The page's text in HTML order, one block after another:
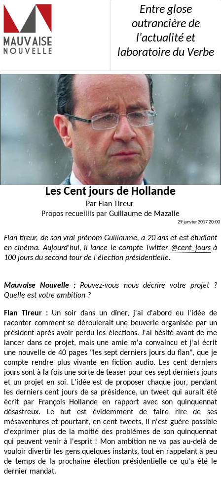
Entre glose
outrancière de
l'actualité et
laboratoire du Verbe
Les Cent jours de Hollande
Par Flan Tireur
Propos recueillis par Guillaume de Mazalle
29 janvier 2017 20:00
Flan tireur, de son vrai prénom Guillaume, a 20 ans et est étudiant
en cinéma. Aujourd'hui, il lance le compte Twitter @cent_joursà
100 jours du second tour de l'élection présidentielle.
Mauvaise Nouvelle : Pouvez-vous nous décrire votre projet ?
Quelle est votre ambition ?
Flan Tireur : Un soir dans un dîner, j'ai d'abord eu l'idée de
raconter comment se déroulerait une beuverie organisée par un
président après avoir perdu les élections. J'ai hésité avant de me
lancer dans ce projet, mais une amie m'a convaincu et j'ai écrit
une nouvelle de 40 pages "les sept derniers jours du flan", que je
compte rendre plus vivante en fiction audio. Les cent derniers
jours sont à la fois une sorte de teaser pour ces sept derniers jours
et un projet en soi. L'idée est de proposer chaque jour, pendant
les derniers cent jours de sa présidence, un tweet qui aurait été
écrit par François Hollande en rapport avec son quinquennat
désastreux. Le but est évidemment de faire rire de ses
mésaventures et pourtant, en cent tweets, il n'est guère possible
d'exprimer plus de la moitié des problèmes de son quinquennat
qui peuvent venir à l'esprit ! Mon ambition ne va pas au-delà de
vouloir divertir les gens quelques instants, tout en rappelant à peu
de temps de la prochaine élection présidentielle ce qu'a été le
dernier mandat.